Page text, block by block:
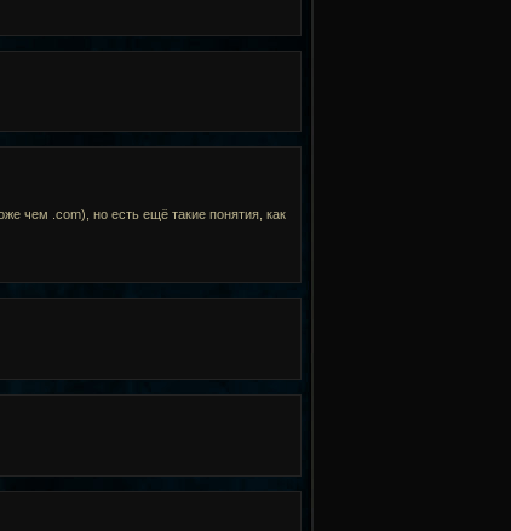
чем .com), но есть ещё такие понятия, как